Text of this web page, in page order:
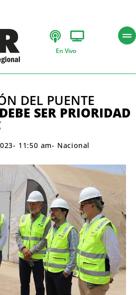
En Vivo
DEL PUENTE
DEBE SER PRIORIDAD
- 11:50 am- Nacional